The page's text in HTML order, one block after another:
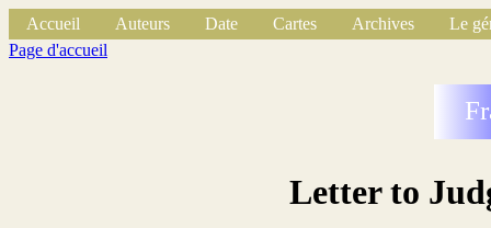
Accueil Auteurs Date Cartes Archives
Le
Page d'accueil
Letter to